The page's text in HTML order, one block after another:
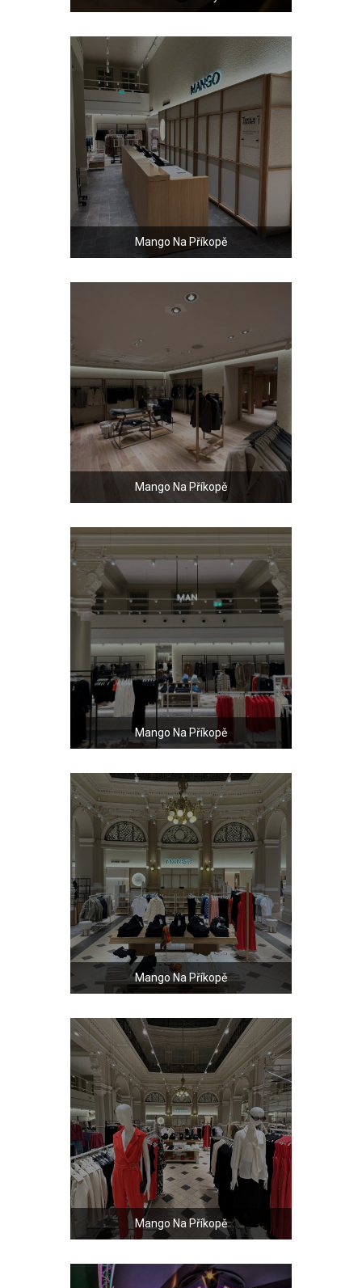
Mango Na Příkopě
Mango Na Příkopě
Mango Na Příkopě
Mango Na Příkopě
Mango Na Příkopě